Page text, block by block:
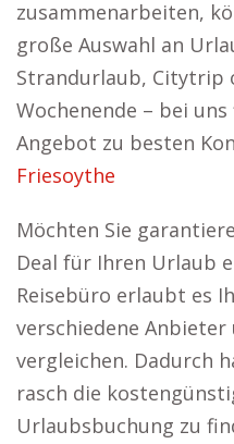
zusammenarbeiten,
große Auswahl an
Strandurlaub, Citytrip
Wochenende – bei
Angebot zu besten
Friesoythe
Möchten Sie
Deal für Ihren Urlaub
Reisebüro erlaubt es
verschiedene
vergleichen. Dadurch
rasch die
Urlaubsbuchung zu